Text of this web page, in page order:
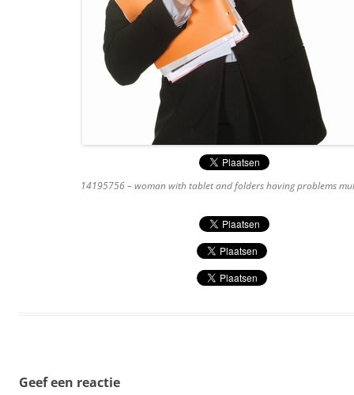
14195756 – woman with tablet and folders having problems
Geef een reactie